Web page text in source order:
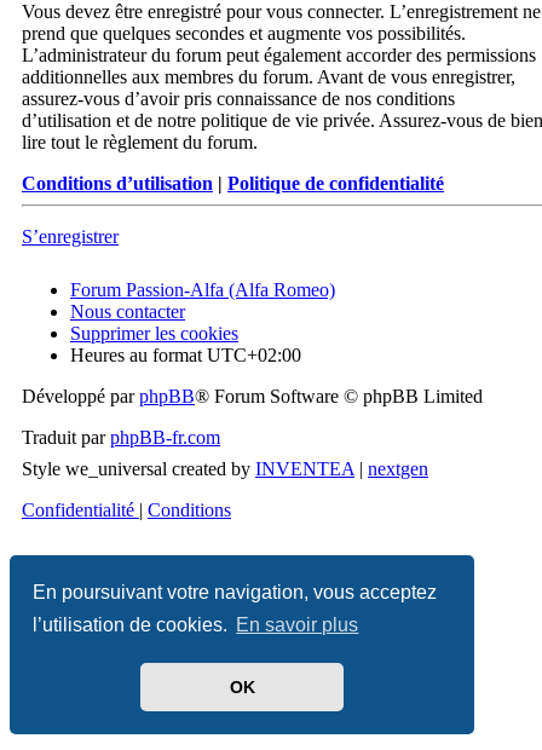
En poursuivant votre navigation, vous acceptez
l’utilisation de cookies. En savoir plus
OK
Vous devez être enregistré pour vous connecter. L’enregistrement ne
prend que quelques secondes et augmente vos possibilités.
L’administrateur du forum peut également accorder des permissions
additionnelles aux membres du forum. Avant de vous enregistrer,
assurez-vous d’avoir pris connaissance de nos conditions
d’utilisation et de notre politique de vie privée. Assurez-vous de bien
lire tout le règlement du forum.
Conditions d’utilisation | Politique de confidentialité
S’enregistrer
Forum Passion-Alfa (Alfa Romeo)
Nous contacter
Supprimer les cookies
Heures au format UTC+02:00
Développé parphpBB® Forum Software © phpBB Limited
Traduit parphpBB-fr.com
Style we_universal created by INVENTEA | nextgen
Confidentialité | Conditions